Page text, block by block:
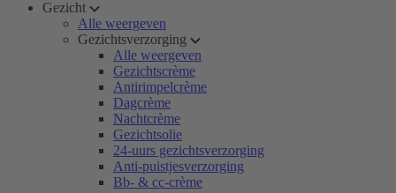
Gezicht
Alle weergeven
Gezichtsverzorging
Alle weergeven
Gezichtscrème
Antirimpelcrème
Dagcrème
Nachtcrème
Gezichtsolie
24-uurs gezichtsverzorging
Anti-puistjesverzorging
Bb- & cc-crème